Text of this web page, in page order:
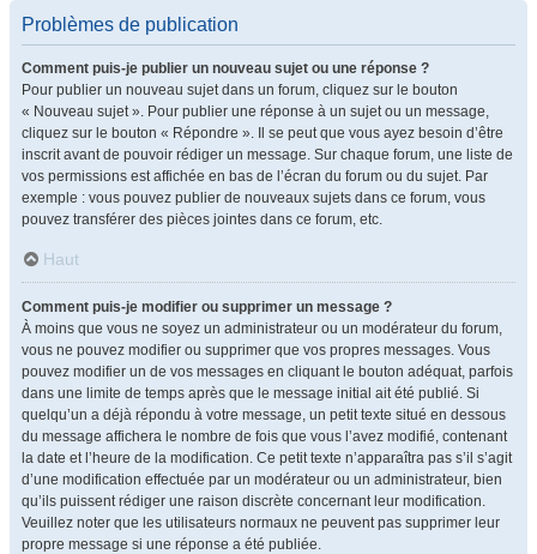
Problèmes de publication
Comment puis-je publier un nouveau sujet ou une réponse ?
Pour publier un nouveau sujet dans un forum, cliquez sur le bouton
« Nouveau sujet ». Pour publier une réponse à un sujet ou un message,
cliquez sur le bouton « Répondre ». Il se peut que vous ayez besoin d’être
inscrit avant de pouvoir rédiger un message. Sur chaque forum, une liste de
vos permissions est affichée en bas de l’écran du forum ou du sujet. Par
exemple : vous pouvez publier de nouveaux sujets dans ce forum, vous
pouvez transférer des pièces jointes dans ce forum, etc.
Haut
Comment puis-je modifier ou supprimer un message ?
À moins que vous ne soyez un administrateur ou un modérateur du forum,
vous ne pouvez modifier ou supprimer que vos propres messages. Vous
pouvez modifier un de vos messages en cliquant le bouton adéquat, parfois
dans une limite de temps après que le message initial ait été publié. Si
quelqu’un a déjà répondu à votre message, un petit texte situé en dessous
du message affichera le nombre de fois que vous l’avez modifié, contenant
la date et l’heure de la modification. Ce petit texte n’apparaîtra pas s’il s’agit
d’une modification effectuée par un modérateur ou un administrateur, bien
qu’ils puissent rédiger une raison discrète concernant leur modification.
Veuillez noter que les utilisateurs normaux ne peuvent pas supprimer leur
propre message si une réponse a été publiée.